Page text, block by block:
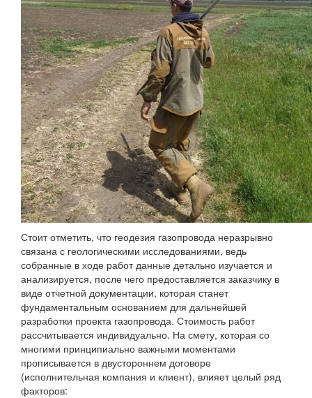
Стоит отметить, что геодезия газопровода неразрывно
связана с геологическими исследованиями, ведь
собранные в ходе работ данные детально изучается и
анализируется, после чего предоставляется заказчику в
виде отчетной документации, которая станет
фундаментальным основанием для дальнейшей
разработки проекта газопровода. Стоимость работ
рассчитывается индивидуально. На смету, которая со
многими принципиально важными моментами
прописывается в двустороннем договоре
(исполнительная компания и клиент), влияет целый ряд
факторов: